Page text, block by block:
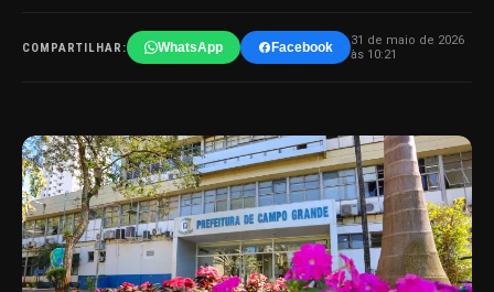
COMPARTILHAR: WhatsApp Facebook
31 de maio de 2026
às 10:21